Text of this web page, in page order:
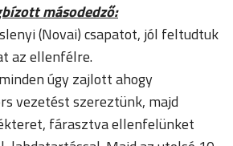
másodedző:
(Novai) csapatot, jól feltudtuk
az ellenfélre.
úgy zajlott ahogy
vezetést szereztünk, majd
fárasztva ellenfelünket